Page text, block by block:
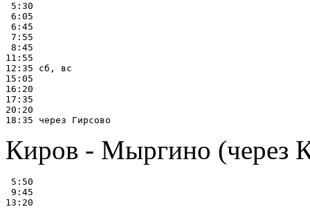
5:30
6:05
6:45
7:55
8:45
11:55
12:35 сб, вс
15:05
16:20
17:35
20:20
Киров - Мыргино (через
5:50
9:45
13:20